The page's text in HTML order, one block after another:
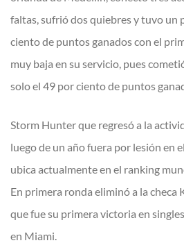
faltas, sufrió dos quiebres y tuvo un
ciento de puntos ganados con el
muy baja en su servicio, pues
solo el 49 por ciento de puntos
Storm Hunter que regresó a la
luego de un año fuera por lesión en
ubica actualmente en el ranking
En primera ronda eliminó a la checa
que fue su primera victoria en
en Miami.